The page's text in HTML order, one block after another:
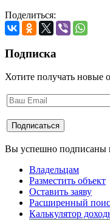
Поделиться:
Подписка
Хотите получать новые
Вы успешно подписаны
Владельцам
Разместить объект
Оставить заяву
Расширенный
Калькулятор